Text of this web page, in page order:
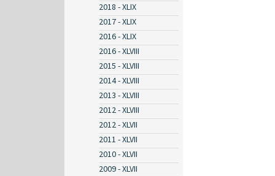
2018 - XLIX
2017 - XLIX
2016 - XLIX
2016 - XLVIII
2015 - XLVIII
2014 - XLVIII
2013 - XLVIII
2012 - XLVIII
2012 - XLVII
2011 - XLVII
2010 - XLVII
2009 - XLVII